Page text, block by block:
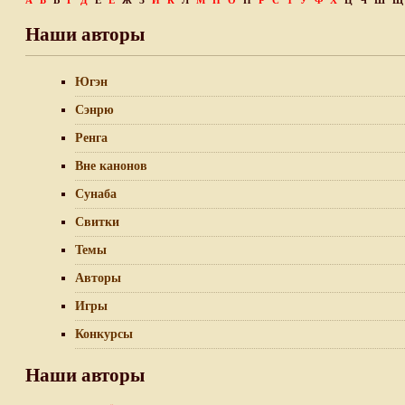
Наши авторы
Югэн
Сэнрю
Ренга
Вне канонов
Сунаба
Свитки
Темы
Авторы
Игры
Конкурсы
Наши авторы